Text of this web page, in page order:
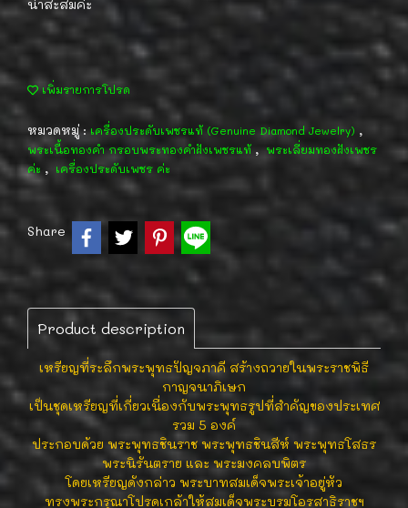
น่าสะสมค่ะ
เพิ่มรายการโปรด
หมวดหมู่ :เครื่องประดับเพชรแท้ (Genuine Diamond Jewelry) ,
พระเนื้อทองคำ กรอบพระทองคำฝังเพชรแท้ , พระเลี่ยมทองฝังเพชร
ค่ะ , เครื่องประดับเพชร ค่ะ
Share
Product description
เหรียญที่ระลึกพระพุทธปัญจภาคี สร้างถวายในพระราชพิธี
กาญจนาภิเษก
เป็นชุดเหรียญที่เกี่ยวเนื่องกับพระพุทธรูปที่สำคัญของประเทศ
รวม 5 องค์
ประกอบด้วย พระพุทธชินราช พระพุทธชินสีห์ พระพุทธโสธร
พระนิรันตราย และ พระมงคลบพิตร
โดยเหรียญดังกล่าว พระบาทสมเด็จพระเจ้าอยู่หัว
ทรงพระกรุณาโปรดเกล้าให้สมเด็จพระบรมโอรสาธิราชฯ